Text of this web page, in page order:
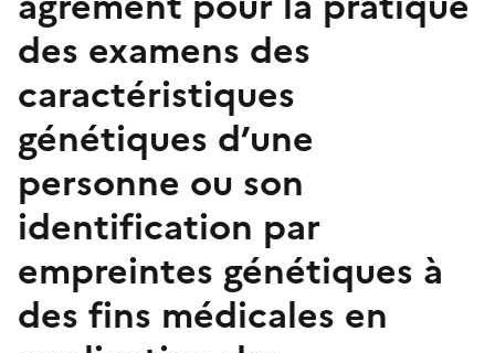
des examens des
caractéristiques
génétiques d’une
personne ou son
identification par
empreintes génétiques à
des fins médicales en